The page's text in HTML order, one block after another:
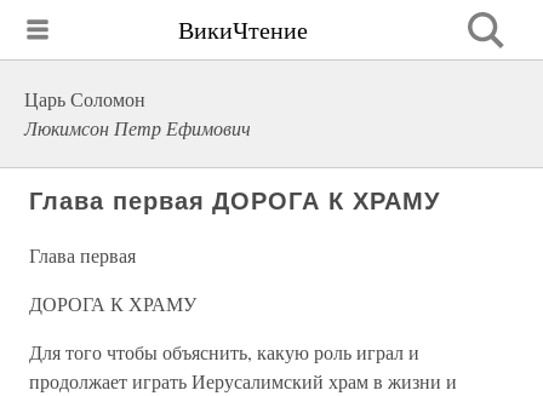
ВикиЧтение
Царь Соломон
Люкимсон Петр Ефимович
Глава первая ДОРОГА К ХРАМУ
Глава первая
ДОРОГА К ХРАМУ
Для того чтобы объяснить, какую роль играл и
продолжает играть Иерусалимский храм в жизни и